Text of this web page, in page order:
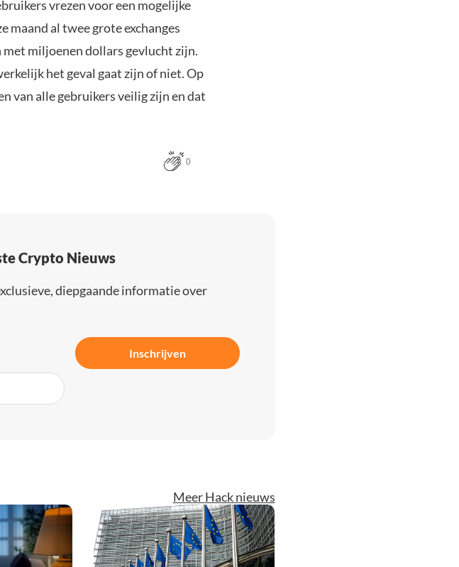
vrezen voor een mogelijke
maand al twee grote exchanges
miljoenen dollars gevlucht zijn.
het geval gaat zijn of niet. Op
van alle gebruikers veilig zijn en dat
0
Crypto Nieuws
diepgaande informatie over
Inschrijven
Meer Hack nieuws